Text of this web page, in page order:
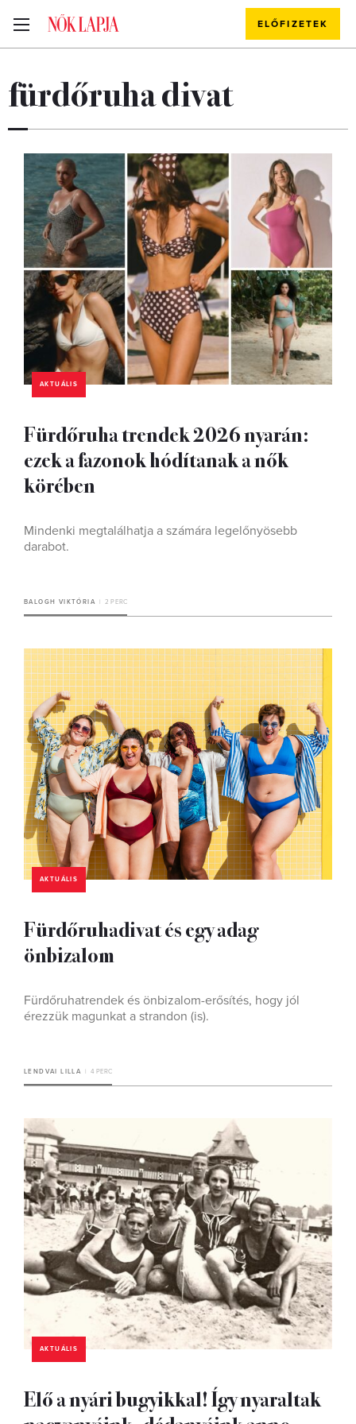
ELŐFIZETEK
fürdőruha divat
AKTUÁLIS
Fürdőruha trendek 2026 nyarán:
ezek a fazonok hódítanak a nők
körében
Mindenki megtalálhatja a számára legelőnyösebb
darabot.
BALOGH VIKTÓRIA 2 PERC
AKTUÁLIS
Fürdőruhadivat és egy adag
önbizalom
Fürdőruhatrendek és önbizalom-erősítés, hogy jól
érezzük magunkat a strandon (is).
LENDVAI LILLA 4 PERC
AKTUÁLIS
Elő a nyári bugyikkal! Így nyaraltak